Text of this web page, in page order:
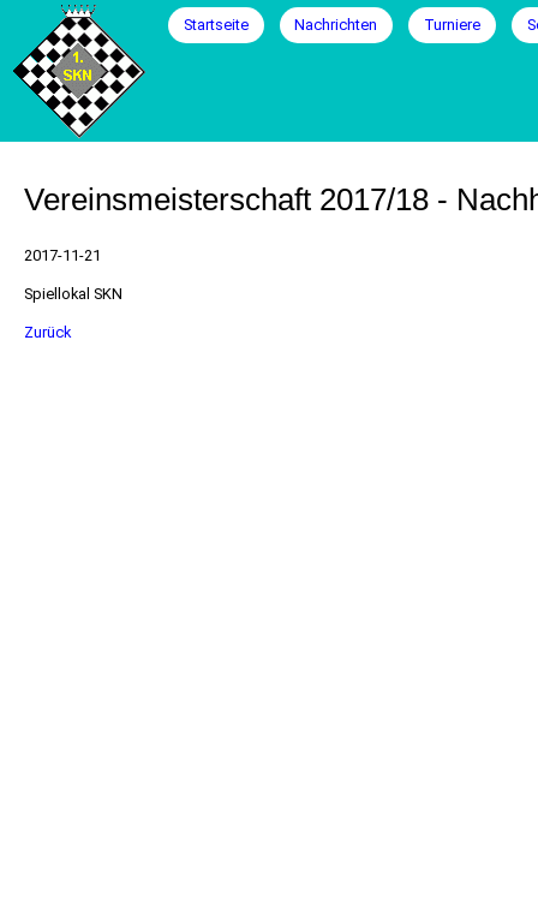
Navigation
überspringen
Startseite Nachrichten Turniere
Vereinsmeisterschaft 2017/18 -
2017-11-21
Spiellokal SKN
Zurück